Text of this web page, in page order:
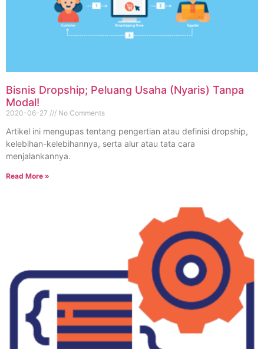
Bisnis Dropship; Peluang Usaha (Nyaris) Tanpa
Modal!
2020-06-27 No Comments
Artikel ini mengupas tentang pengertian atau definisi dropship,
kelebihan-kelebihannya, serta alur atau tata cara
menjalankannya.
Read More »